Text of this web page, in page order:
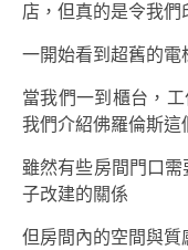
店，但真的是令我們
一開始看到超舊的電
當我們一到櫃台，
我們介紹佛羅倫斯這
雖然有些房間門口
子改建的關係
但房間內的空間與質